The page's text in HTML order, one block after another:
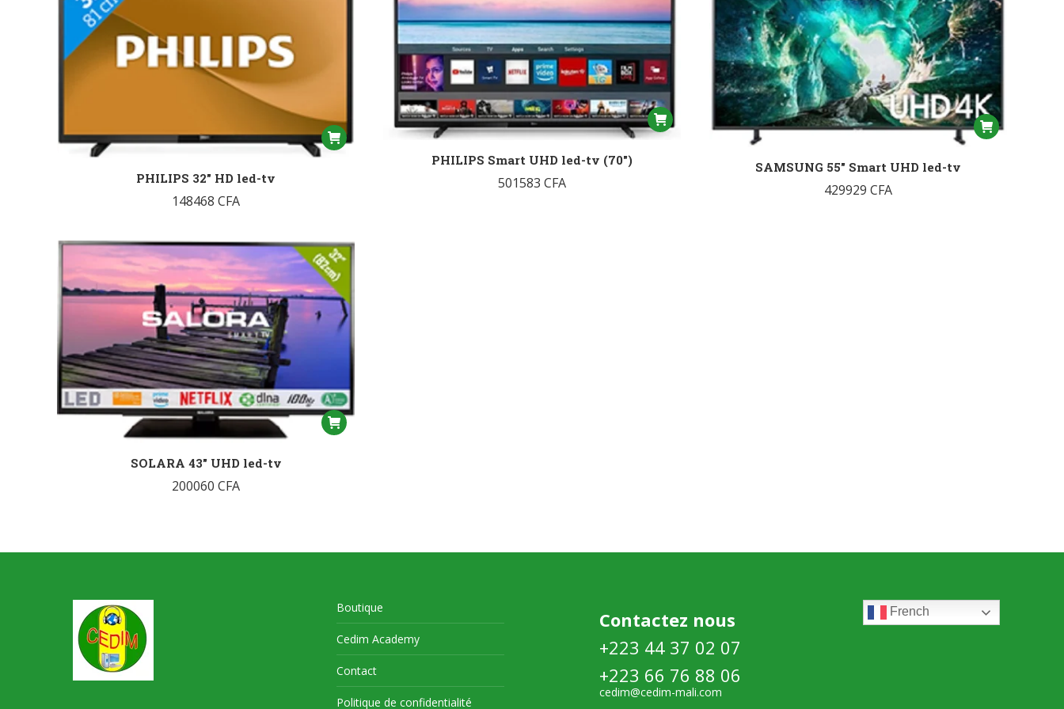
PHILIPS 32″ HD led-tv
148468 CFA
PHILIPS Smart UHD led-tv (70″)
501583 CFA
SAMSUNG 55″ Smart UHD led-tv
429929 CFA
SOLARA 43″ UHD led-tv
200060 CFA
Boutique
Cedim Academy
Contact
Politique de confidentialité
Contactez nous
+223 44 37 02 07
+223 66 76 88 06
cedim@cedim-mali.com
French